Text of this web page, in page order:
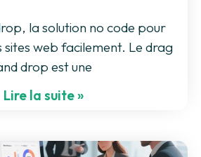
la solution no code pour
sites web facilement. Le drag
drop est une
Lire la suite »